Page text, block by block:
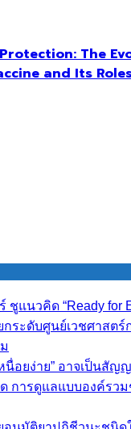
The
and Its
ชูแนวคิด “Ready for
ยกระดับศูนย์เวชศาสต
หนื่อยง่าย” อาจเป็นสั
การดูแลแบบองค์รว